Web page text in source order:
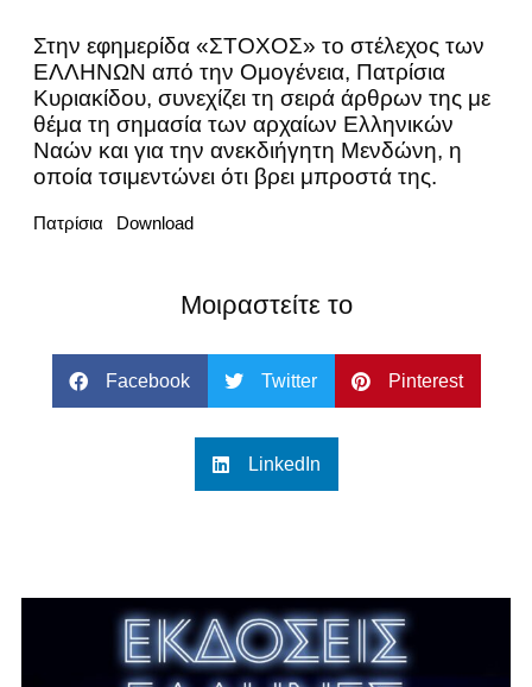
Στην εφημερίδα «ΣΤΟΧΟΣ» το στέλεχος των
ΕΛΛΗΝΩΝ από την Ομογένεια, Πατρίσια
Κυριακίδου, συνεχίζει τη σειρά άρθρων της με
θέμα τη σημασία των αρχαίων Ελληνικών
Ναών και για την ανεκδιήγητη Μενδώνη, η
οποία τσιμεντώνει ότι βρει μπροστά της.
Πατρίσια Download
Μοιραστείτε το
Facebook Twitter Pinterest
LinkedIn